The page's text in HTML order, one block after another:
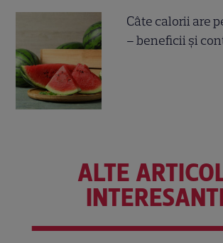
Câte calorii are
– beneficii și
ALTE